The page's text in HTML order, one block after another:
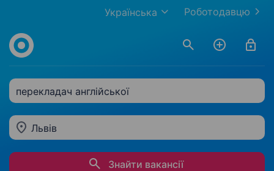
Роботодавцю
Українська
перекладач англійської
Львів
Знайти вакансії